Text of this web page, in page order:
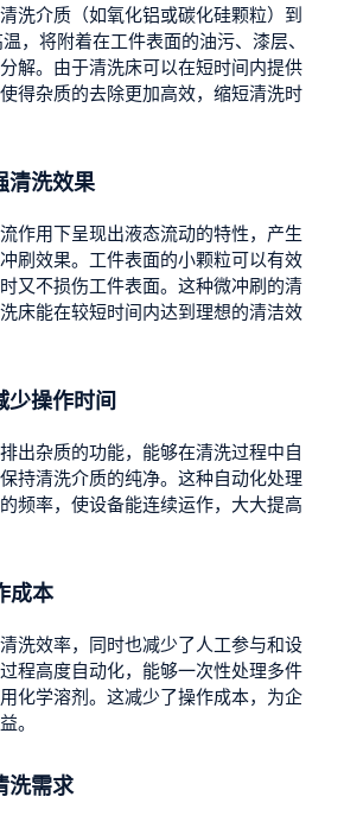
洗介质（如氧化铝或碳化硅颗粒）到
，将附着在工件表面的油污、漆层、
解。由于清洗床可以在短时间内提供
得杂质的去除更加高效，缩短清洗时
清洗效果
作用下呈现出液态流动的特性，产生
刷效果。工件表面的小颗粒可以有效
又不损伤工件表面。这种微冲刷的清
床能在较短时间内达到理想的清洁效
少操作时间
出杂质的功能，能够在清洗过程中自
持清洗介质的纯净。这种自动化处理
频率，使设备能连续运作，大大提高
成本
洗效率，同时也减少了人工参与和设
程高度自动化，能够一次性处理多件
化学溶剂。这减少了操作成本，为企
。
洗需求